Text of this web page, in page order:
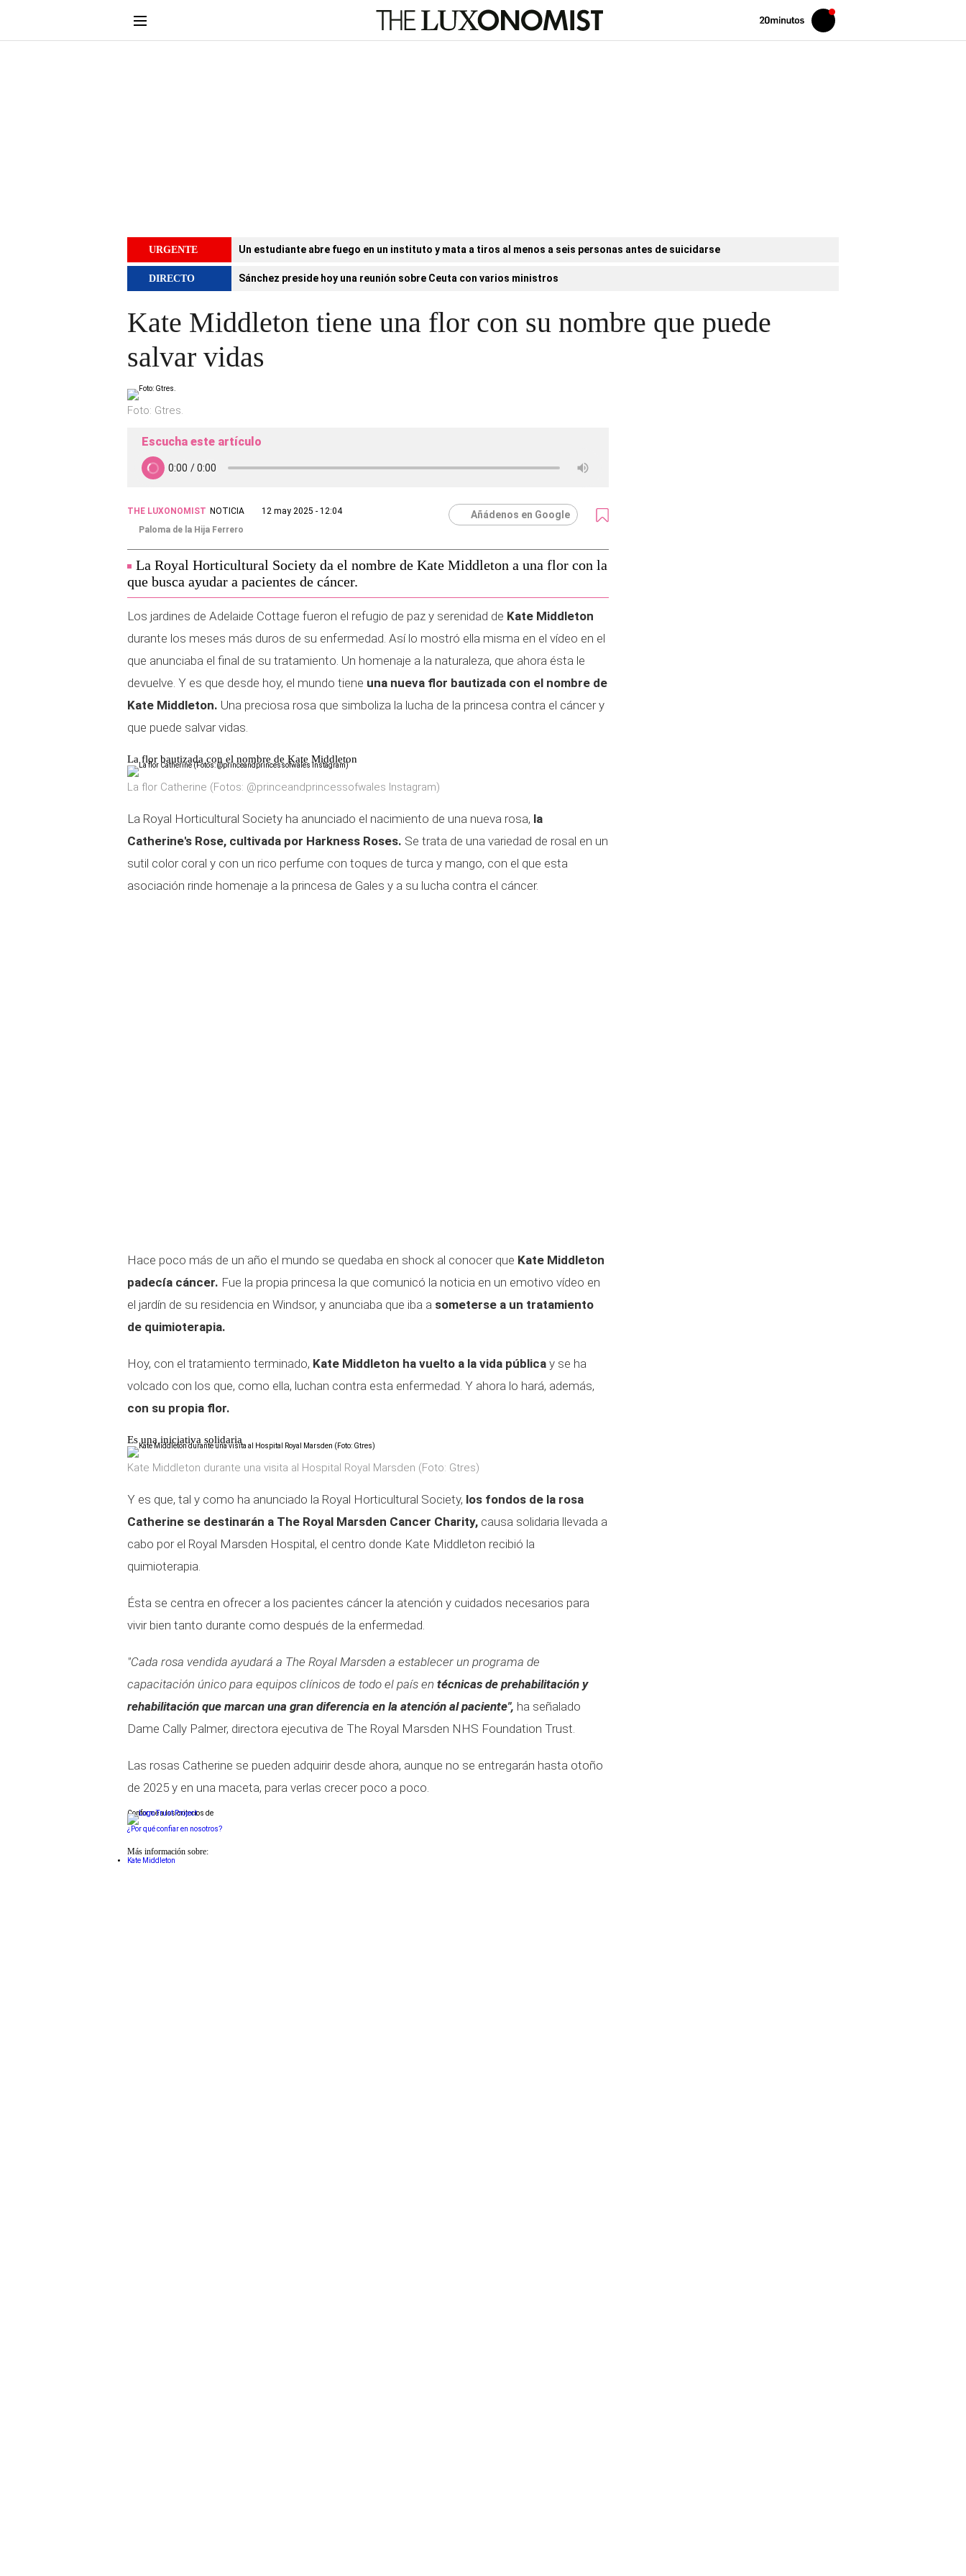
Volver
Iniciar
sesión
URGENTE Un estudiante abre fuego en un instituto y mata a tiros al menos a seis personas antes de suicidarse
DIRECTO Sánchez preside hoy una reunión sobre Ceuta con varios ministros
Kate Middleton tiene una flor con su nombre que puede
salvar vidas
Foto: Gtres.
Escucha este artículo
THE LUXONOMIST NOTICIA
12 may 2025 - 12:04
Paloma de la Hija Ferrero
Añádenos en Google
La Royal Horticultural Society da el nombre de Kate Middleton a una flor con la
que busca ayudar a pacientes de cáncer.
Los jardines de Adelaide Cottage fueron el refugio de paz y serenidad de Kate Middleton
durante los meses más duros de su enfermedad. Así lo mostró ella misma en el vídeo en el
que anunciaba el final de su tratamiento. Un homenaje a la naturaleza, que ahora ésta le
devuelve. Y es que desde hoy, el mundo tiene una nueva flor bautizada con el nombre de
Kate Middleton. Una preciosa rosa que simboliza la lucha de la princesa contra el cáncer y
que puede salvar vidas.
La flor bautizada con el nombre de Kate Middleton
La flor Catherine (Fotos: @princeandprincessofwales Instagram)
La Royal Horticultural Society ha anunciado el nacimiento de una nueva rosa, la
Catherine's Rose, cultivada por Harkness Roses. Se trata de una variedad de rosal en un
sutil color coral y con un rico perfume con toques de turca y mango, con el que esta
asociación rinde homenaje a la princesa de Gales y a su lucha contra el cáncer.
Hace poco más de un año el mundo se quedaba en shock al conocer que Kate Middleton
padecía cáncer. Fue la propia princesa la que comunicó la noticia en un emotivo vídeo en
el jardín de su residencia en Windsor, y anunciaba que iba a someterse a un tratamiento
de quimioterapia.
Hoy, con el tratamiento terminado, Kate Middleton ha vuelto a la vida pública y se ha
volcado con los que, como ella, luchan contra esta enfermedad. Y ahora lo hará, además,
con su propia flor.
Es una iniciativa solidaria
Kate Middleton durante una visita al Hospital Royal Marsden (Foto: Gtres)
Y es que, tal y como ha anunciado la Royal Horticultural Society, los fondos de la rosa
Catherine se destinarán a The Royal Marsden Cancer Charity, causa solidaria llevada a
cabo por el Royal Marsden Hospital, el centro donde Kate Middleton recibió la
quimioterapia.
Ésta se centra en ofrecer a los pacientes cáncer la atención y cuidados necesarios para
vivir bien tanto durante como después de la enfermedad.
"Cada rosa vendida ayudará a The Royal Marsden a establecer un programa de
capacitación único para equipos clínicos de todo el país en técnicas de prehabilitación y
rehabilitación que marcan una gran diferencia en la atención al paciente", ha señalado
Dame Cally Palmer, directora ejecutiva de The Royal Marsden NHS Foundation Trust.
Las rosas Catherine se pueden adquirir desde ahora, aunque no se entregarán hasta otoño
de 2025 y en una maceta, para verlas crecer poco a poco.
Conforme a los criterios de
¿Por qué confiar en nosotros?
Más información sobre:
Kate Middleton